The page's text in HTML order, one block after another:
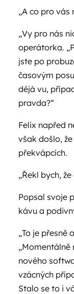
„A co pro vás
„Vy pro nás
operátorka.
jste po
časovým
déjà vu,
pravda?“
Felix napřed
však došlo,
překvápcích.
„Řekl bych,
Popsal svoje
kávu a
„To je přesně
nového
vzácných
Stalo se to i